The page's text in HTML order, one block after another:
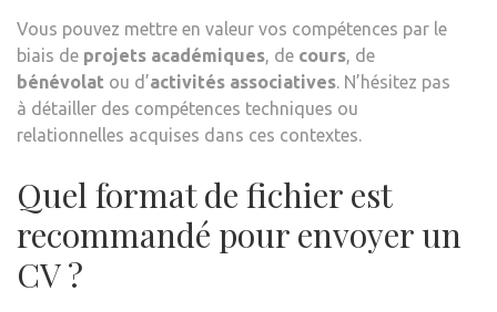
Vous pouvez mettre en valeur vos compétences par le
biais de projets académiques, de cours, de
bénévolat ou d’activités associatives. N’hésitez pas
à détailler des compétences techniques ou
relationnelles acquises dans ces contextes.
Quel format de fichier est
recommandé pour envoyer un
CV ?